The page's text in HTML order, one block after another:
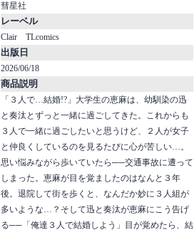
彗星社
レーベル
Clair TLcomics
出版日
2026/06/18
商品説明
「３人で…結婚!?」大学生の恵麻は、幼馴染の迅
と奏汰とずっと一緒に過ごしてきた。これからも
３人で一緒に過ごしたいと思うけど、２人が女子
と仲良くしているのを見るたびに心が苦しい…。
思い悩みながら歩いていたら──交通事故に遭って
しまった。恵麻が目を覚ましたのはなんと３年
後。退院して街を歩くと、なんだか妙に３人組が
多いような…？そして迅と奏汰が恵麻にこう告げ
る──「俺達３人で結婚しよう」目が覚めたら、結